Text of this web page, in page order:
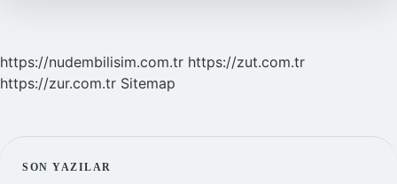
https://nudembilisim.com.tr https://zut.com.tr
https://zur.com.tr Sitemap
SON YAZILAR